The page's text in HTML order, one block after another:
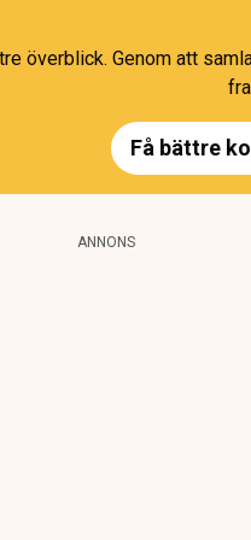
överblick. Genom att
Få bättre
ANNONS